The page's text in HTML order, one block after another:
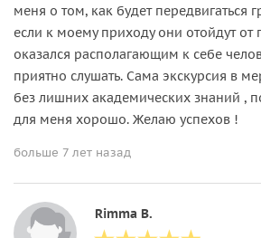
меня о том, как будет передвигаться
если к моему приходу они отойдут от
оказался располагающим к себе
приятно слушать. Сама экскурсия в
без лишних академических знаний ,
для меня хорошо. Желаю успехов !
больше 7 лет назад
Rimma B.